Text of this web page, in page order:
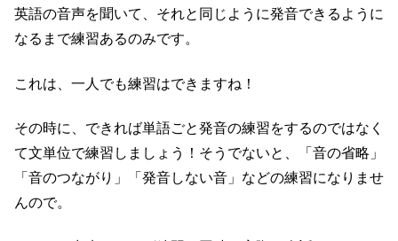
英語の音声を聞いて、それと同じように発音できるように
なるまで練習あるのみです。
これは、一人でも練習はできますね！
その時に、できれば単語ごと発音の練習をするのではなく
て文単位で練習しましょう！そうでないと、「音の省略」
「音のつながり」「発音しない音」などの練習になりませ
んので。